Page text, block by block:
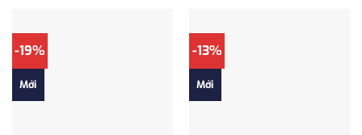
-19%
Mới
-13%
Mới